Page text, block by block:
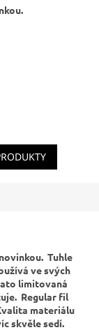
Tuhle
ve svých
limitovaná
Regular fil
materiálu
skvěle sedí.